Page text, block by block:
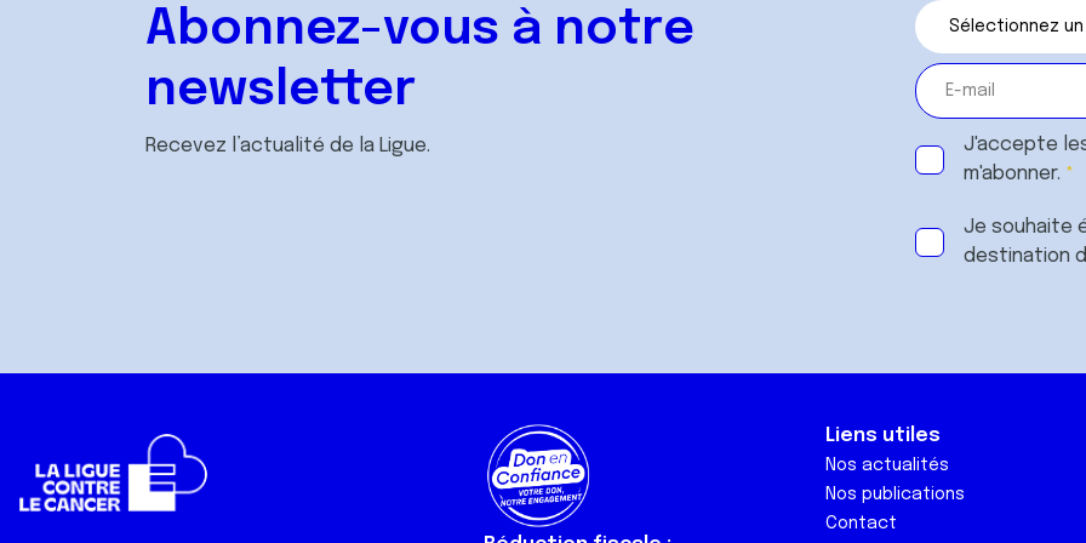
Abonnez-vous à notre
newsletter
Recevez l’actualité de la Ligue. J'accepte
m'abonner.
Je souhaite
destination
Liens utiles
Nos actualités
Nos publications
Contact